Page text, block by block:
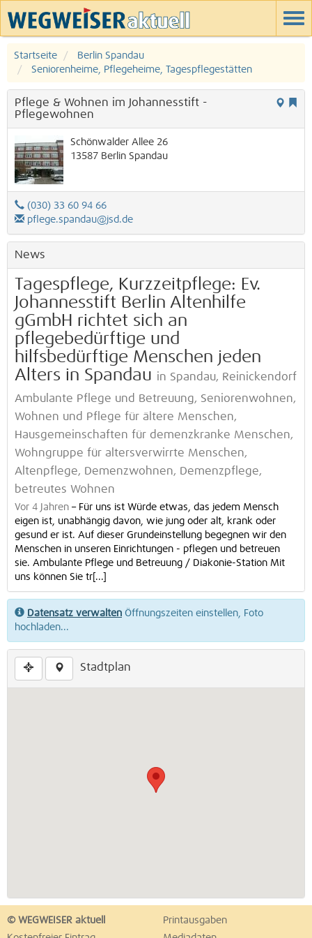
Startseite
Berlin Spandau
Seniorenheime, Pflegeheime, Tagespflegestätten
Pflege & Wohnen im Johannesstift -
Pflegewohnen
Schönwalder Allee 26
13587 Berlin Spandau
(030) 33 60 94 66
pflege.spandau@jsd.de
News
Tagespflege, Kurzzeitpflege: Ev.
Johannesstift Berlin Altenhilfe
gGmbH richtet sich an
pflegebedürftige und
hilfsbedürftige Menschen jeden
Alters in Spandau in Spandau, Reinickendorf
Ambulante Pflege und Betreuung, Seniorenwohnen,
Wohnen und Pflege für ältere Menschen,
Hausgemeinschaften für demenzkranke Menschen,
Wohngruppe für altersverwirrte Menschen,
Altenpflege, Demenzwohnen, Demenzpflege,
betreutes Wohnen
Vor 4 Jahren – Für uns ist Würde etwas, das jedem Mensch
eigen ist, unabhängig davon, wie jung oder alt, krank oder
gesund er ist. Auf dieser Grundeinstellung begegnen wir den
Menschen in unseren Einrichtungen - pflegen und betreuen
sie. Ambulante Pflege und Betreuung / Diakonie-Station Mit
uns können Sie tr[...]
Datensatz verwalten Öffnungszeiten einstellen, Foto
hochladen...
Stadtplan
© WEGWEISER aktuell
Printausgaben